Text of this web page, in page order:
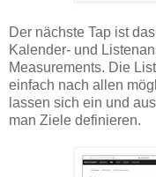
Der nächste Tap ist
Kalender- und
Measurements. Die
einfach nach allen
lassen sich ein und
man Ziele definieren.